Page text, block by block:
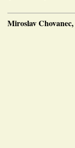
Miroslav Chovanec,